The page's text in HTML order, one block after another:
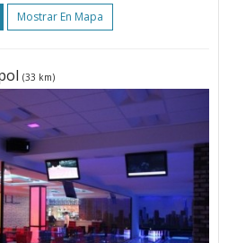
Mostrar En Mapa
(33 km)